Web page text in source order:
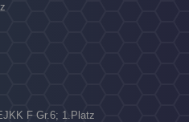
F Gr.6; 1.Platz